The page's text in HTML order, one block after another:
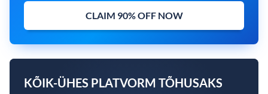
CLAIM 90% OFF NOW
KÕIK-ÜHES PLATVORM TÕHUSAKS